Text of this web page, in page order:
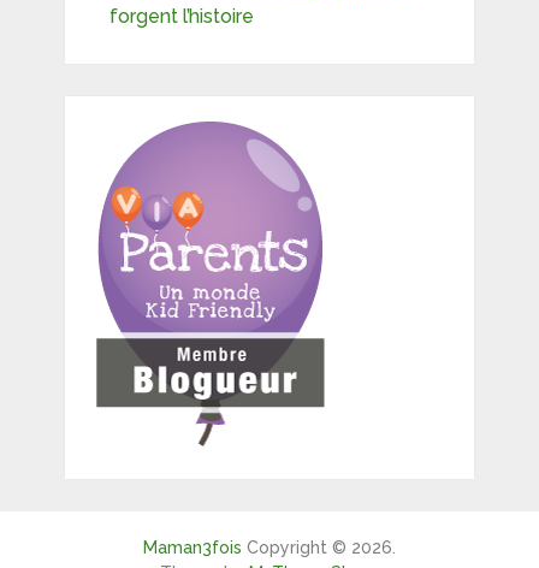
forgent l’histoire
Maman3fois Copyright © 2026.